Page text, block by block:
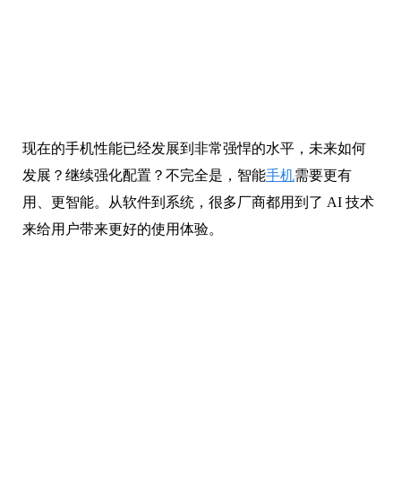
现在的手机性能已经发展到非常强悍的水平，未来如何
发展？继续强化配置？不完全是，智能手机需要更有
用、更智能。从软件到系统，很多厂商都用到了 AI 技术